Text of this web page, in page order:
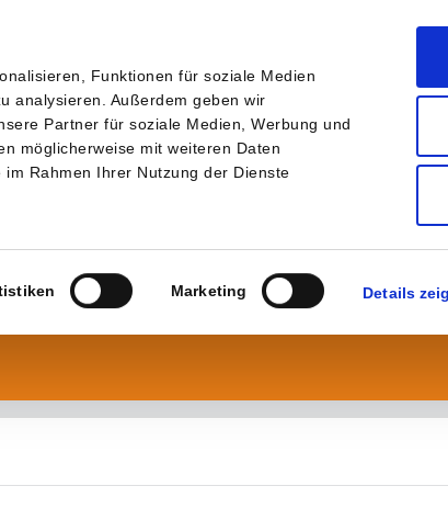
Funktionen für soziale Medien
analysieren. Außerdem geben wir
Partner für soziale Medien, Werbung und
möglicherweise mit weiteren Daten
Rahmen Ihrer Nutzung der Dienste
Marketing Details